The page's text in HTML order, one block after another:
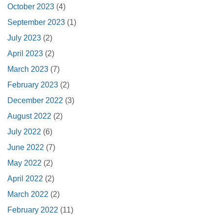
October 2023 (4)
September 2023 (1)
July 2023 (2)
April 2023 (2)
March 2023 (7)
February 2023 (2)
December 2022 (3)
August 2022 (2)
July 2022 (6)
June 2022 (7)
May 2022 (2)
April 2022 (2)
March 2022 (2)
February 2022 (11)